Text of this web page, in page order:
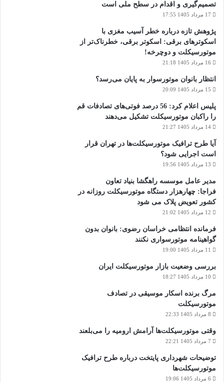
تصمیم‌گیری و اقدام در سطح ملی است
17 مرداد 1405 17:55
پژوهش تازه درباره خطر آسیب مغزی با
اسکوترهای برقی: اسکوتر برقی، خطرناک‌تر از
موتورسیکلت و دوچرخه!
16 مرداد 1405 21:18
انتظار بانوان موتورسوار به پایان می‌رسد؟
15 مرداد 1405 20:09
پلیس اعلام کرد: 56 درصد فوتی‌های تصادفات قم
را راکبان موتورسیکلت تشکیل می‌دهند
14 مرداد 1405 21:27
آیا طرح ترافیک موتورسیکلت‌ها در تهران قرار
است اجرایی شود؟
13 مرداد 1405 19:56
مدیر عامل موسسه راهگشا بنیاد تعاون
فراجا: چهارهزار دستگاه موتورسیکلت روزانه در
کشور تعویض پلاک می شود
12 مرداد 1405 21:02
فرمانده انتظامی خراسان رضوی: بانوان بدون
گواهینامه موتورسواری نکنند
11 مرداد 1405 19:00
بررسی وضعیت بازار موتورسیکلت ایران
10 مرداد 1405 18:27
مرگ برنده اسکار موسیقی در تصادف
موتورسیکلت
8 مرداد 1405 22:33
وقتی موتورسیکلت‌ها آرامش ارومیه را می‌بلعند
7 مرداد 1405 22:21
توضیحات شهرداری پایتخت درباره طرح ترافیک
موتورسیکلت‌ها
6 مرداد 1405 19:06